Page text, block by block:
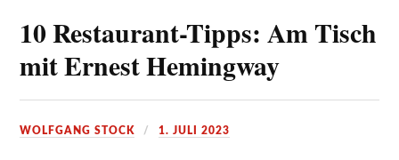
10 Restaurant-Tipps: Am Tisch
mit Ernest Hemingway
WOLFGANG STOCK 1. JULI 2023